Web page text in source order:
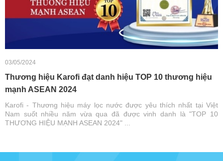
03/05/2024
Thương hiệu Karofi đạt danh hiệu TOP 10 thương hiệu
mạnh ASEAN 2024
Karofi - Thương hiệu máy lọc nước được yêu thích nhất tại Việt
Nam suốt nhiều năm vừa qua đã được vinh danh là "TOP 10
THƯƠNG HIỆU MẠNH ASEAN 2024" ...